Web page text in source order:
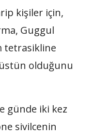
kişiler için,
Guggul
tetrasikline
olduğunu
günde iki kez
sivilcenin